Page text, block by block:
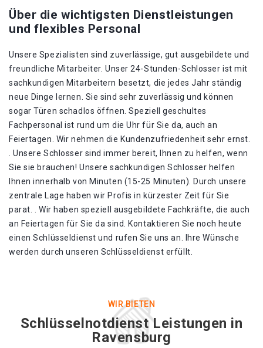
Über die wichtigsten Dienstleistungen
und flexibles Personal
Unsere Spezialisten sind zuverlässige, gut ausgebildete und
freundliche Mitarbeiter. Unser 24-Stunden-Schlosser ist mit
sachkundigen Mitarbeitern besetzt, die jedes Jahr ständig
neue Dinge lernen. Sie sind sehr zuverlässig und können
sogar Türen schadlos öffnen. Speziell geschultes
Fachpersonal ist rund um die Uhr für Sie da, auch an
Feiertagen. Wir nehmen die Kundenzufriedenheit sehr ernst.
. Unsere Schlosser sind immer bereit, Ihnen zu helfen, wenn
Sie sie brauchen! Unsere sachkundigen Schlosser helfen
Ihnen innerhalb von Minuten (15-25 Minuten). Durch unsere
zentrale Lage haben wir Profis in kürzester Zeit für Sie
parat. . Wir haben speziell ausgebildete Fachkräfte, die auch
an Feiertagen für Sie da sind. Kontaktieren Sie noch heute
einen Schlüsseldienst und rufen Sie uns an. Ihre Wünsche
werden durch unseren Schlüsseldienst erfüllt.
WIR BIETEN
Schlüsselnotdienst Leistungen in
Ravensburg